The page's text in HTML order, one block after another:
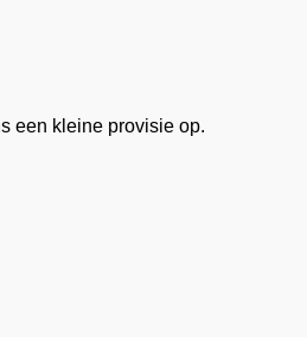
een kleine provisie op.